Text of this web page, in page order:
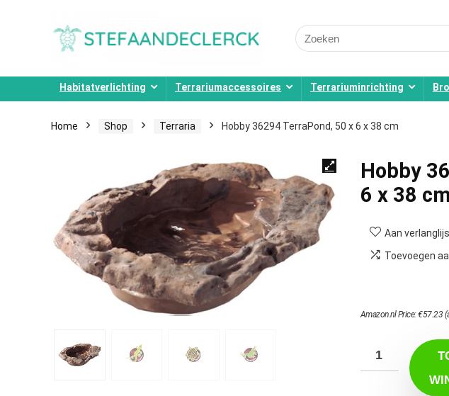
Search
for:
Habitatverlichting Terrariumaccessoires Terrariuminrichting
Home Shop Terraria Hobby 36294 TerraPond, 50 x 6 x 38 cm
Hobby
6 x 38 cm
Aan
Toevoegen
Amazon.nl Price:€57.23